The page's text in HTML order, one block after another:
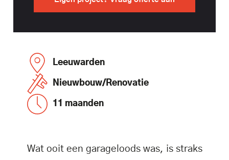
Leeuwarden
Nieuwbouw/Renovatie
11 maanden
Wat ooit een garageloods was, is straks